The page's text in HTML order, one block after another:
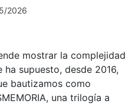
2026
mostrar la complejidad
supuesto, desde 2016,
bautizamos como
una trilogía a